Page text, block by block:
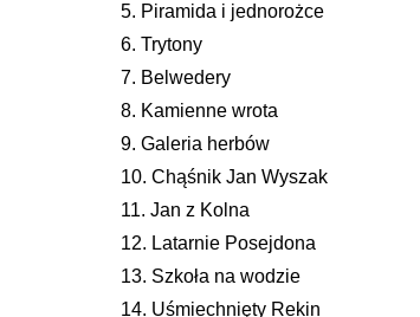
5. Piramida i jednorożce
6. Trytony
7. Belwedery
8. Kamienne wrota
9. Galeria herbów
10. Chąśnik Jan Wyszak
11. Jan z Kolna
12. Latarnie Posejdona
13. Szkoła na wodzie
14. Uśmiechnięty Rekin